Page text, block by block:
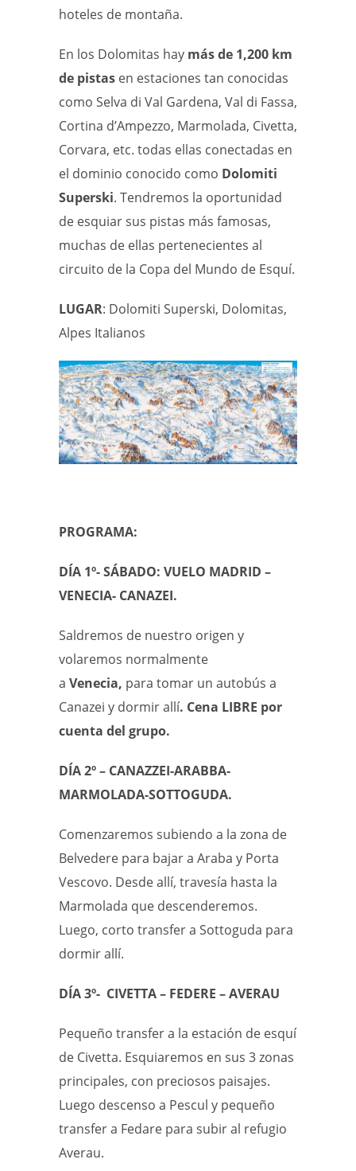
hoteles de montaña.
En los Dolomitas hay más de 1,200 km
de pistas en estaciones tan conocidas
como Selva di Val Gardena, Val di Fassa,
Cortina d’Ampezzo, Marmolada, Civetta,
Corvara, etc. todas ellas conectadas en
el dominio conocido como Dolomiti
Superski. Tendremos la oportunidad
de esquiar sus pistas más famosas,
muchas de ellas pertenecientes al
circuito de la Copa del Mundo de Esquí.
LUGAR: Dolomiti Superski, Dolomitas,
Alpes Italianos
PROGRAMA:
DÍA 1º- SÁBADO: VUELO MADRID –
VENECIA- CANAZEI.
Saldremos de nuestro origen y
volaremos normalmente
a Venecia, para tomar un autobús a
Canazei y dormir allí. Cena LIBRE por
cuenta del grupo.
DÍA 2º – CANAZZEI-ARABBA-
MARMOLADA-SOTTOGUDA.
Comenzaremos subiendo a la zona de
Belvedere para bajar a Araba y Porta
Vescovo. Desde allí, travesía hasta la
Marmolada que descenderemos.
Luego, corto transfer a Sottoguda para
dormir allí.
DÍA 3º- CIVETTA – FEDERE – AVERAU
Pequeño transfer a la estación de esquí
de Civetta. Esquiaremos en sus 3 zonas
principales, con preciosos paisajes.
Luego descenso a Pescul y pequeño
transfer a Fedare para subir al refugio
Averau.